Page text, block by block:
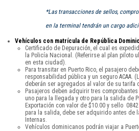
*Las transacciones de sellos,
en la terminal tendrán un cargo
Vehículos con matrícula de República
Certificado de Depuración, el cual es
la Policía Nacional. (Referirse al plan piloto
en esta ciudad).
Para transitar en Puerto Rico, el pasajero
responsabilidad pública y un seguro ACAA.
deberán ser agregados al valor de su tarifa
Pasajeros deben adquirir tres
uno para la llegada y otro para la salida de
Exportación con valor de $10.00 y sello
para la salida, debe ser adquirido antes de
Internas.
Vehículos dominicanos podrán viajar a